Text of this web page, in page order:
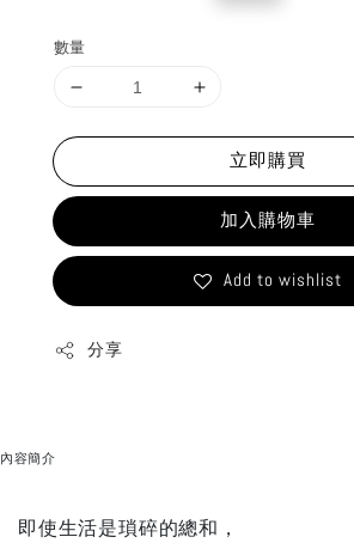
數量
立即購買
加入購物車
Add to wishlist
分享
內容簡介
即使生活是瑣碎的總和，